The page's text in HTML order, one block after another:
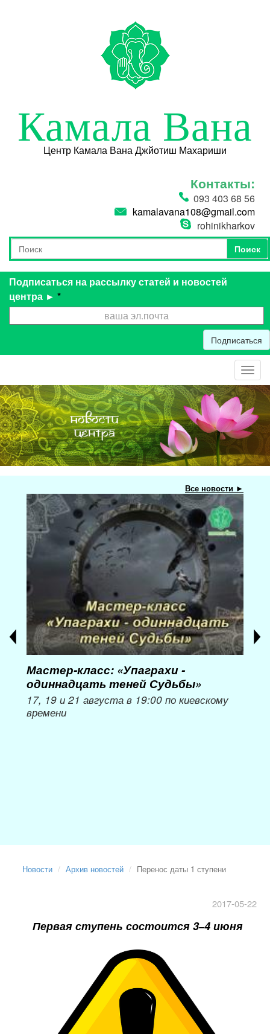
Камала Вана
Центр Камала Вана Джйотиш Махариши
Контакты:
093 403 68 56
kamalavana108@gmail.com
rohinikharkov
Форма поиска
Поиск
Поиск
Подписаться на рассылку статей и новостей
центра ► *
Подписаться
Все новости ►
Мастер-класс: «Упаграхи -
одиннадцать теней Судьбы»
17, 19 и 21 августа в 19:00 по киевскому
времени
Новости Архив новостей Перенос даты 1 ступени
2017-05-22
Первая ступень состоится 3–4 июня